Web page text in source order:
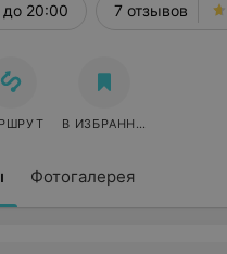
Фотогалерея
до 20:00 7 отзывов
В ИЗБРАННОЕ